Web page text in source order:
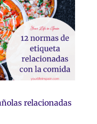
relacionadas